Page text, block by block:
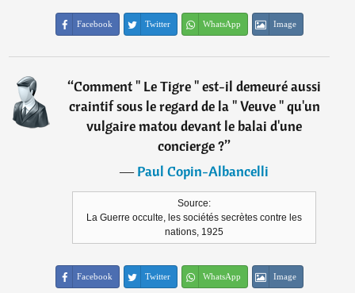
Facebook Twitter WhatsApp Image
“Comment " Le Tigre " est-il demeuré aussi
craintif sous le regard de la " Veuve " qu'un
vulgaire matou devant le balai d'une
concierge ?”
―Paul Copin-Albancelli
Source:
La Guerre occulte, les sociétés secrètes contre les
nations, 1925
Facebook Twitter WhatsApp Image